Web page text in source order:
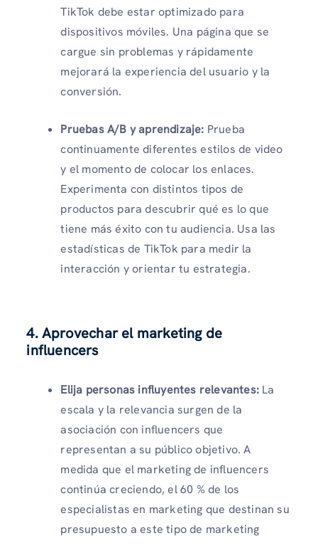
TikTok debe estar optimizado para
dispositivos móviles. Una página que se
cargue sin problemas y rápidamente
mejorará la experiencia del usuario y la
conversión.
Pruebas A/B y aprendizaje: Prueba
continuamente diferentes estilos de video
y el momento de colocar los enlaces.
Experimenta con distintos tipos de
productos para descubrir qué es lo que
tiene más éxito con tu audiencia. Usa las
estadísticas de TikTok para medir la
interacción y orientar tu estrategia.
4. Aprovechar el marketing de
influencers
Elija personas influyentes relevantes: La
escala y la relevancia surgen de la
asociación con influencers que
representan a su público objetivo. A
medida que el marketing de influencers
continúa creciendo, el 60 % de los
especialistas en marketing que destinan su
presupuesto a este tipo de marketing